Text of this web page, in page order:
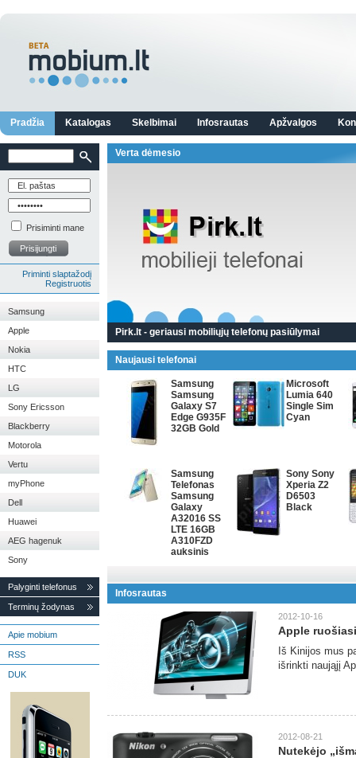
Pradžia Katalogas Skelbimai Infosrautas Apžvalgos
Prisiminti mane
Prisijungti
Priminti slaptažodį
Registruotis
Samsung
Apple
Nokia
HTC
LG
Sony Ericsson
Blackberry
Motorola
Vertu
myPhone
Dell
Huawei
AEG hagenuk
Sony
Palyginti telefonus
Terminų žodynas
Apie mobium
RSS
DUK
Verta dėmesio
Pirk.lt - geriausi mobiliųjų telefonų pasiūlymai
Naujausi telefonai
Samsung
Samsung
Galaxy S7
Edge G935F
32GB Gold
Microsoft
Lumia 640
Single Sim
Cyan
Samsung
Telefonas
Samsung
Galaxy
A32016 SS
LTE 16GB
A310FZD
auksinis
Sony Sony
Xperia Z2
D6503
Black
Infosrautas
2012-10-16
Apple
Iš Kinijos mus
išrinkti naująjį
2012-08-21
Nutekėjo